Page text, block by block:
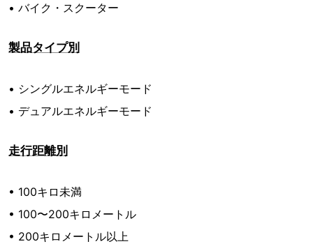
• バイク・スクーター
製品タイプ別
• シングルエネルギーモード
• デュアルエネルギーモード
走行距離別
• 100キロ未満
• 100〜200キロメートル
• 200キロメートル以上